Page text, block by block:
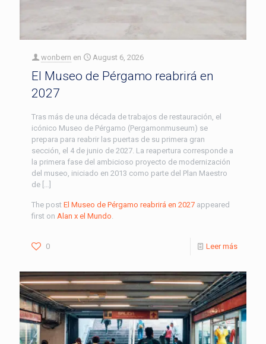
wonbern en August 6, 2026
El Museo de Pérgamo reabrirá en
2027
Tras más de una década de trabajos de restauración, el
icónico Museo de Pérgamo (Pergamonmuseum) se
prepara para reabrir las puertas de su primera gran
sección, el 4 de junio de 2027. La reapertura corresponde a
la primera fase del ambicioso proyecto de modernización
del museo, iniciado en 2013 como parte del Plan Maestro
de […]
The post El Museo de Pérgamo reabrirá en 2027 appeared
first on Alan x el Mundo.
0 Leer más